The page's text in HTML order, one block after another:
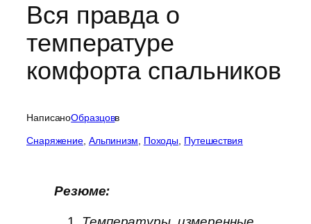
Вся правда о
температуре
комфорта спальников
НаписаноОбразцовв
Cнаряжение, Альпинизм, Походы, Путешествия
Резюме: